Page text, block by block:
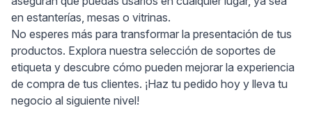
en estanterías, mesas o vitrinas.
No esperes más para transformar la presentación de tus
productos. Explora nuestra selección de soportes de
etiqueta y descubre cómo pueden mejorar la experiencia
de compra de tus clientes. ¡Haz tu pedido hoy y lleva tu
negocio al siguiente nivel!